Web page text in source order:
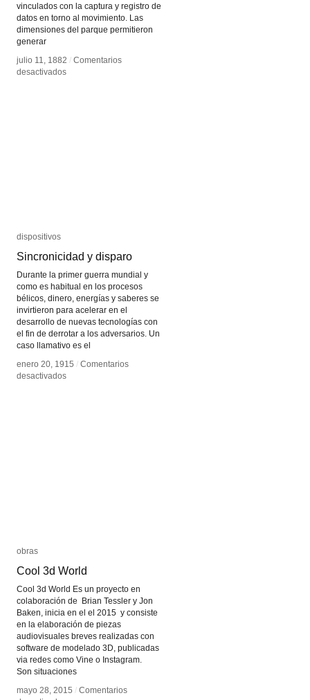
vinculados con la captura y registro de
datos en torno al movimiento. Las
dimensiones del parque permitieron
generar
julio 11, 1882 / Comentarios
desactivadosen
julio 11, 1882 / Comentarios
desactivadosen
dispositivos
Sincronicidad y disparo
Durante la primer guerra mundial y
como es habitual en los procesos
bélicos, dinero, energías y saberes se
invirtieron para acelerar en el
desarrollo de nuevas tecnologías con
el fin de derrotar a los adversarios. Un
caso llamativo es el
enero 20, 1915 / Comentarios
desactivadosen
dispositivos
Sincronicidad y disparo
enero 20, 1915 / Comentarios
desactivadosen
obras
Cool 3d World
Cool 3d World Es un proyecto en
colaboración de Brian Tessler y Jon
Baken, inicia en el el 2015 y consiste
en la elaboración de piezas
audiovisuales breves realizadas con
software de modelado 3D, publicadas
via redes como Vine o Instagram.
Son situaciones
mayo 28, 2015 / Comentarios
obras
Cool 3d World
mayo 28, 2015 / Comentarios